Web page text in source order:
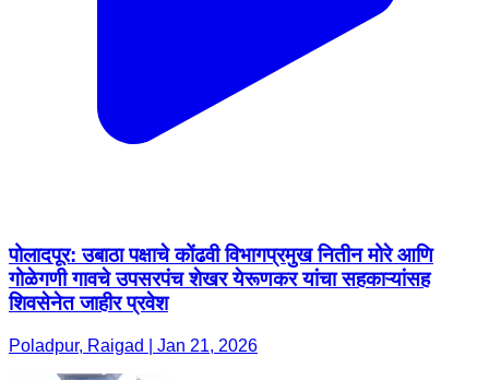
पोलादपूर: उबाठा पक्षाचे कोंढवी विभागप्रमुख नितीन मोरे आणि
गोळेगणी गावचे उपसरपंच शेखर येरूणकर यांचा सहकाऱ्यांसह
शिवसेनेत जाहीर प्रवेश
Poladpur, Raigad | Jan 21, 2026